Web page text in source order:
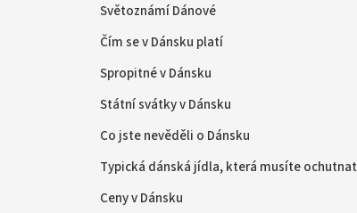
Světoznámí Dánové
Čím se v Dánsku platí
Spropitné v Dánsku
Státní svátky v Dánsku
Co jste nevěděli o Dánsku
Typická dánská jídla, která musíte ochutnat
Ceny v Dánsku